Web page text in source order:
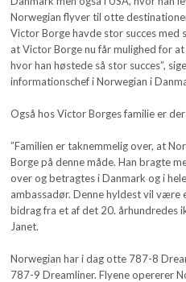
Norwegian flyver til otte
Victor Borge havde stor succes med
at Victor Borge nu får mulighed for
hvor han høstede så stor succes”,
informationschef i Norwegian i
Også hos Victor Borges familie er
”Familien er taknemmelig over, at
Borge på denne måde. Han bragte
over og betragtes i Danmark og i
ambassadør. Denne hyldest vil være
bidrag fra et af det 20. århundredes
Janet.
Norwegian har i dag otte 787-8
787-9 Dreamliner. Flyene opererer